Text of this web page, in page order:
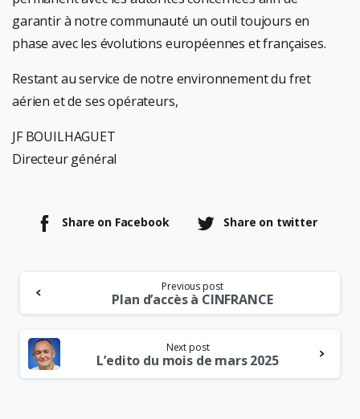
garantir à notre communauté un outil toujours en
phase avec les évolutions européennes et françaises.
Restant au service de notre environnement du fret
aérien et de ses opérateurs,
JF BOUILHAGUET
Directeur général
Share on Facebook Share on twitter
Reading
Previous post
Plan d’accès à CINFRANCE
Next post
L’edito du mois de mars 2025